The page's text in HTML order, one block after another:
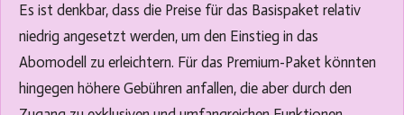
Es ist denkbar, dass die Preise für das Basispaket relativ
niedrig angesetzt werden, um den Einstieg in das
Abomodell zu erleichtern. Für das Premium-Paket könnten
hingegen höhere Gebühren anfallen, die aber durch den